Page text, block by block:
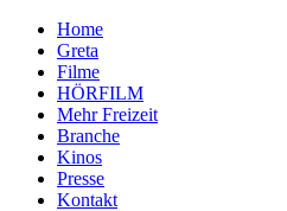
Home
Greta
Filme
HÖRFILM
Mehr Freizeit
Branche
Kinos
Presse
Kontakt